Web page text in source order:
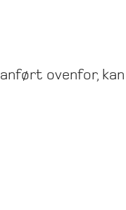
ovenfor,